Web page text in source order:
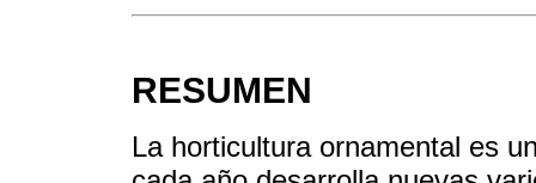
RESUMEN
La horticultura ornamental es